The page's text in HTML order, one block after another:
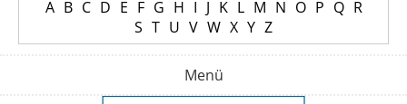
A B C D E F G H I J K L M N O P Q R
S T U V W X Y Z
Menü